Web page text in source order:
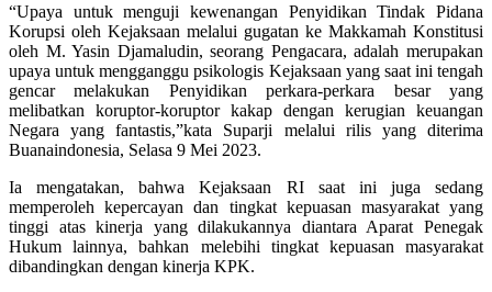
“Upaya untuk menguji kewenangan Penyidikan Tindak Pidana
Korupsi oleh Kejaksaan melalui gugatan ke Makkamah Konstitusi
oleh M. Yasin Djamaludin, seorang Pengacara, adalah merupakan
upaya untuk mengganggu psikologis Kejaksaan yang saat ini tengah
gencar melakukan Penyidikan perkara-perkara besar yang
melibatkan koruptor-koruptor kakap dengan kerugian keuangan
Negara yang fantastis,”kata Suparji melalui rilis yang diterima
Buanaindonesia, Selasa 9 Mei 2023.
Ia mengatakan, bahwa Kejaksaan RI saat ini juga sedang
memperoleh kepercayan dan tingkat kepuasan masyarakat yang
tinggi atas kinerja yang dilakukannya diantara Aparat Penegak
Hukum lainnya, bahkan melebihi tingkat kepuasan masyarakat
dibandingkan dengan kinerja KPK.